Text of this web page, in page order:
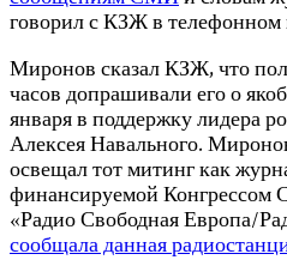
говорил с КЗЖ в телефонном
Миронов сказал КЗЖ, что
часов допрашивали его о
января в поддержку лидера
Алексея Навального.
освещал тот митинг как
финансируемой
«Радио Свободная Европа/
сообщала данная